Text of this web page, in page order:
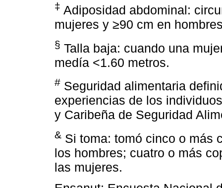
‡ Adiposidad abdominal:
mujeres y ≥90 cm en
§ Talla baja: cuando una
medía <1.60 metros.
# Seguridad alimentaria
experiencias de los
y Caribeña de Seguridad
& Si toma: tomó cinco o más
los hombres; cuatro o más
las mujeres.